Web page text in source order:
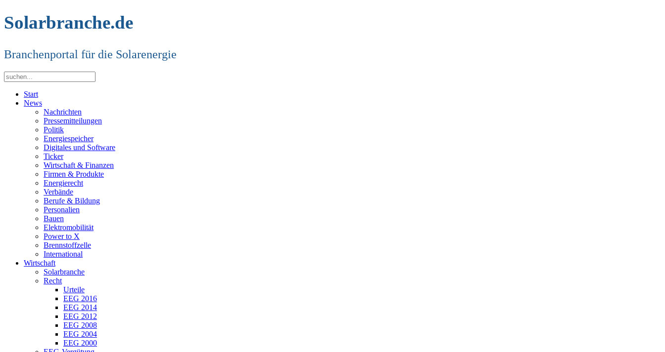
Solarbranche.de
Branchenportal für die Solarenergie
Start
News
Nachrichten
Pressemitteilungen
Politik
Energiespeicher
Digitales und Software
Ticker
Wirtschaft & Finanzen
Firmen & Produkte
Energierecht
Verbände
Berufe & Bildung
Personalien
Bauen
Elektromobilität
Power to X
Brennstoffzelle
International
Wirtschaft
Solarbranche
Recht
Urteile
EEG 2016
EEG 2014
EEG 2012
EEG 2008
EEG 2004
EEG 2000